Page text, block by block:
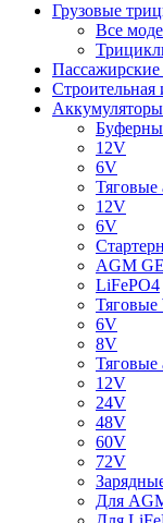
Грузовые
Все
Строительная
Аккумуляторы
12V
6V
12V
6V
AGM
LiFePO4
Тяговые
6V
8V
Тяговые
12V
24V
48V
60V
72V
Для